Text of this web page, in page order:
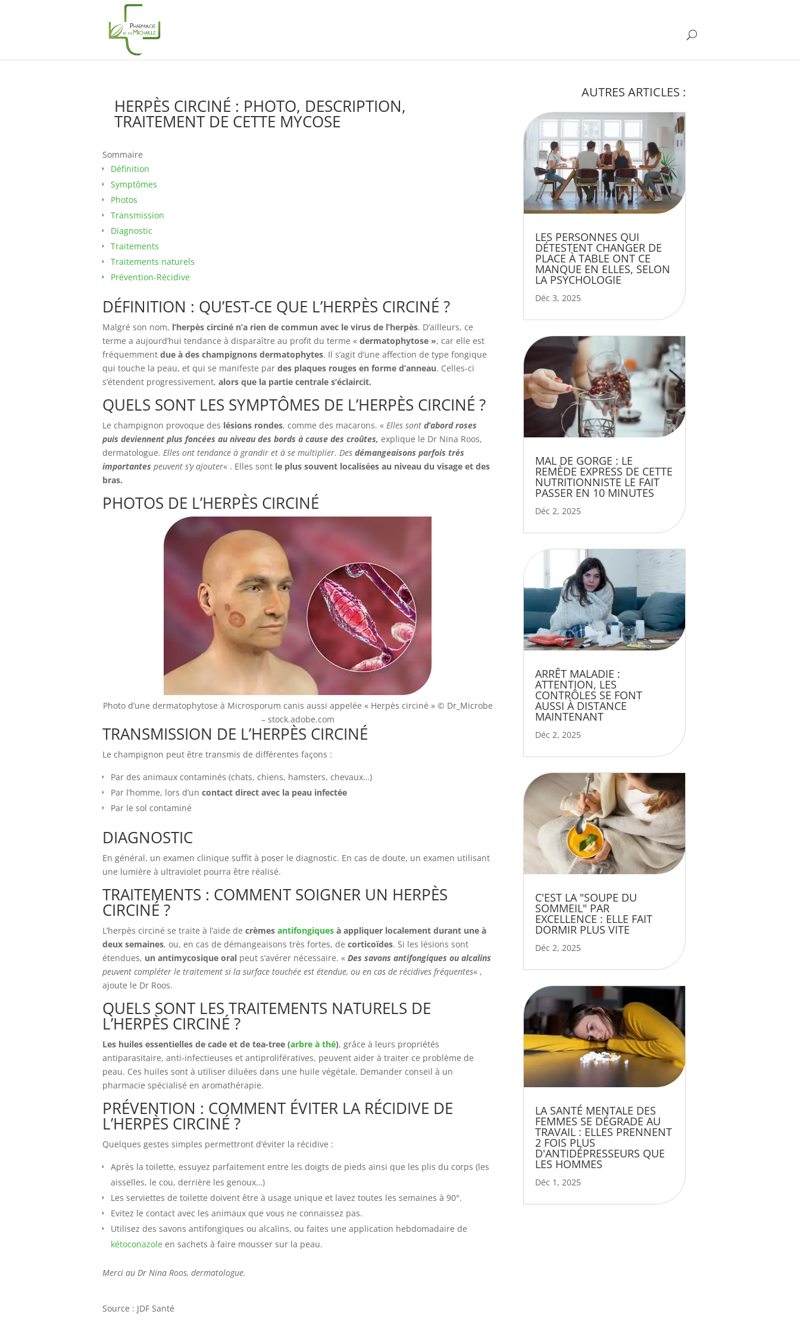
HERPÈS CIRCINÉ : PHOTO, DESCRIPTION,
TRAITEMENT DE CETTE MYCOSE
Sommaire
Définition
Symptômes
Photos
Transmission
Diagnostic
Traitements
Traitements naturels
Prévention-Récidive
DÉFINITION : QU’EST-CE QUE L’HERPÈS CIRCINÉ ?
Malgré son nom, l’herpès circiné n’a rien de commun avec le virus de l’herpès. D’ailleurs, ce
terme a aujourd’hui tendance à disparaître au profit du terme « dermatophytose », car elle est
fréquemment due à des champignons dermatophytes. Il s’agit d’une affection de type fongique
qui touche la peau, et qui se manifeste par des plaques rouges en forme d’anneau. Celles-ci
s’étendent progressivement, alors que la partie centrale s’éclaircit.
QUELS SONT LES SYMPTÔMES DE L’HERPÈS CIRCINÉ ?
Le champignon provoque des lésions rondes, comme des macarons. « Elles sont d’abord roses
puis deviennent plus foncées au niveau des bords à cause des croûtes, explique le Dr Nina Roos,
dermatologue. Elles ont tendance à grandir et à se multiplier. Des démangeaisons parfois très
importantes peuvent s’y ajouter« . Elles sont le plus souvent localisées au niveau du visage et des
bras.
PHOTOS DE L’HERPÈS CIRCINÉ
Photo d’une dermatophytose à Microsporum canis aussi appelée « Herpès circiné » © Dr_Microbe
– stock.adobe.com
TRANSMISSION DE L’HERPÈS CIRCINÉ
Le champignon peut être transmis de différentes façons :
Par des animaux contaminés (chats, chiens, hamsters, chevaux…)
Par l’homme, lors d’un contact direct avec la peau infectée
Par le sol contaminé
DIAGNOSTIC
En général, un examen clinique suffit à poser le diagnostic. En cas de doute, un examen utilisant
une lumière à ultraviolet pourra être réalisé.
TRAITEMENTS : COMMENT SOIGNER UN HERPÈS
CIRCINÉ ?
L’herpès circiné se traite à l’aide de crèmes antifongiques à appliquer localement durant une à
deux semaines, ou, en cas de démangeaisons très fortes, de corticoïdes. Si les lésions sont
étendues, un antimycosique oral peut s’avérer nécessaire. « Des savons antifongiques ou alcalins
peuvent compléter le traitement si la surface touchée est étendue, ou en cas de récidives fréquentes« ,
ajoute le Dr Roos.
QUELS SONT LES TRAITEMENTS NATURELS DE
L’HERPÈS CIRCINÉ ?
Les huiles essentielles de cade et de tea-tree (arbre à thé), grâce à leurs propriétés
antiparasitaire, anti-infectieuses et antiprolifératives, peuvent aider à traiter ce problème de
peau. Ces huiles sont à utiliser diluées dans une huile végétale. Demander conseil à un
pharmacie spécialisé en aromathérapie.
PRÉVENTION : COMMENT ÉVITER LA RÉCIDIVE DE
L’HERPÈS CIRCINÉ ?
Quelques gestes simples permettront d’éviter la récidive :
Après la toilette, essuyez parfaitement entre les doigts de pieds ainsi que les plis du corps (les
aisselles, le cou, derrière les genoux…)
Les serviettes de toilette doivent être à usage unique et lavez toutes les semaines à 90°.
Evitez le contact avec les animaux que vous ne connaissez pas.
Utilisez des savons antifongiques ou alcalins, ou faites une application hebdomadaire de
kétoconazole en sachets à faire mousser sur la peau.
Merci au Dr Nina Roos, dermatologue.
Source : JDF Santé
AUTRES ARTICLES :
LES PERSONNES QUI
DÉTESTENT CHANGER DE
PLACE À TABLE ONT CE
MANQUE EN ELLES, SELON
LA PSYCHOLOGIE
Déc 3, 2025
MAL DE GORGE : LE
REMÈDE EXPRESS DE CETTE
NUTRITIONNISTE LE FAIT
PASSER EN 10 MINUTES
Déc 2, 2025
ARRÊT MALADIE :
ATTENTION, LES
CONTRÔLES SE FONT
AUSSI À DISTANCE
MAINTENANT
Déc 2, 2025
C'EST LA "SOUPE DU
SOMMEIL" PAR
EXCELLENCE : ELLE FAIT
DORMIR PLUS VITE
Déc 2, 2025
LA SANTÉ MENTALE DES
FEMMES SE DÉGRADE AU
TRAVAIL : ELLES PRENNENT
2 FOIS PLUS
D'ANTIDÉPRESSEURS QUE
LES HOMMES
Déc 1, 2025